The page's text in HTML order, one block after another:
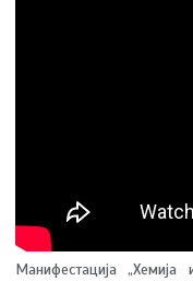
Манифестација